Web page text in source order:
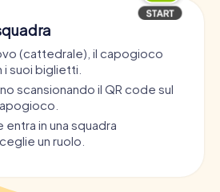
(cattedrale), il capogioco
i suoi biglietti.
scansionando il QR code sul
in una squadra
un ruolo.